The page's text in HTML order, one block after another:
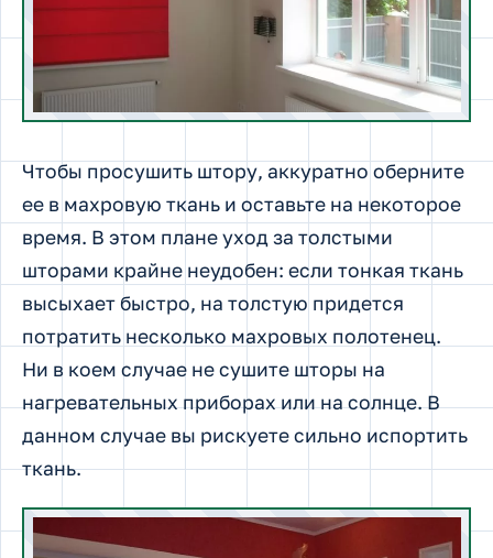
Чтобы просушить штору, аккуратно оберните
ее в махровую ткань и оставьте на некоторое
время. В этом плане уход за толстыми
шторами крайне неудобен: если тонкая ткань
высыхает быстро, на толстую придется
потратить несколько махровых полотенец.
Ни в коем случае не сушите шторы на
нагревательных приборах или на солнце. В
данном случае вы рискуете сильно испортить
ткань.